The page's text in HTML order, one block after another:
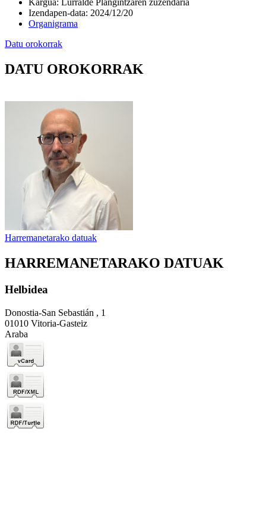
Kargua:
Lurralde Plangintzaren zuzendaria
Izendapen-data: 2024/12/20
Organigrama
Datu orokorrak
DATU OROKORRAK
Harremanetarako datuak
HARREMANETARAKO DATUAK
Helbidea
Donostia-San Sebastián , 1
01010 Vitoria-Gasteiz
Araba